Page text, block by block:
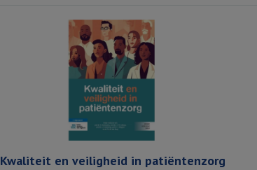
Kwaliteit en veiligheid in patiëntenzorg